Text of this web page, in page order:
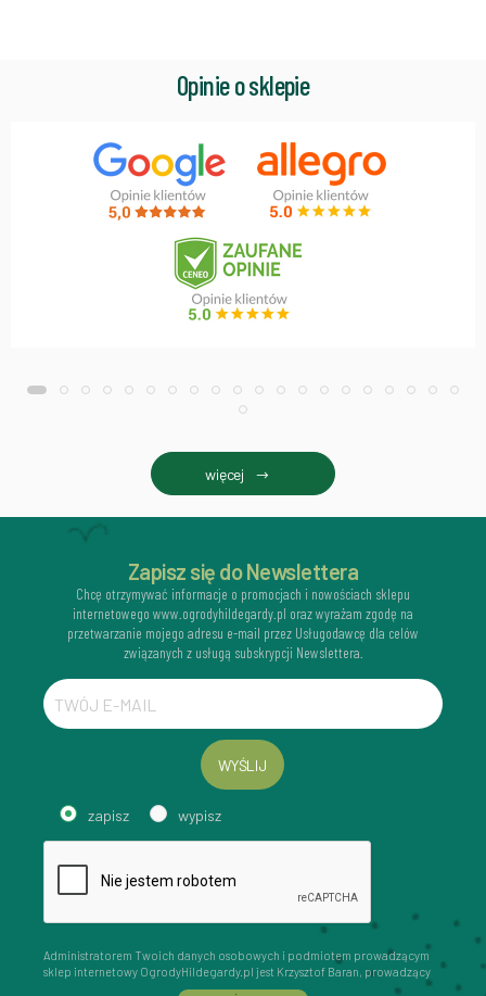
Opinie o sklepie
więcej
Zapisz się do Newslettera
Chcę otrzymywać informacje o promocjach i nowościach sklepu
internetowego www.ogrodyhildegardy.pl oraz wyrażam zgodę na
przetwarzanie mojego adresu e-mail przez Usługodawcę dla celów
związanych z usługą subskrypcji Newslettera.
WYŚLIJ
zapisz wypisz
Administratorem Twoich danych osobowych i podmiotem prowadzącym
sklep internetowy OgrodyHildegardy.pl jest Krzysztof Baran, prowadzący
działalność gospodarczą pod firmą: Mouton Interactive Krzysztof Baran